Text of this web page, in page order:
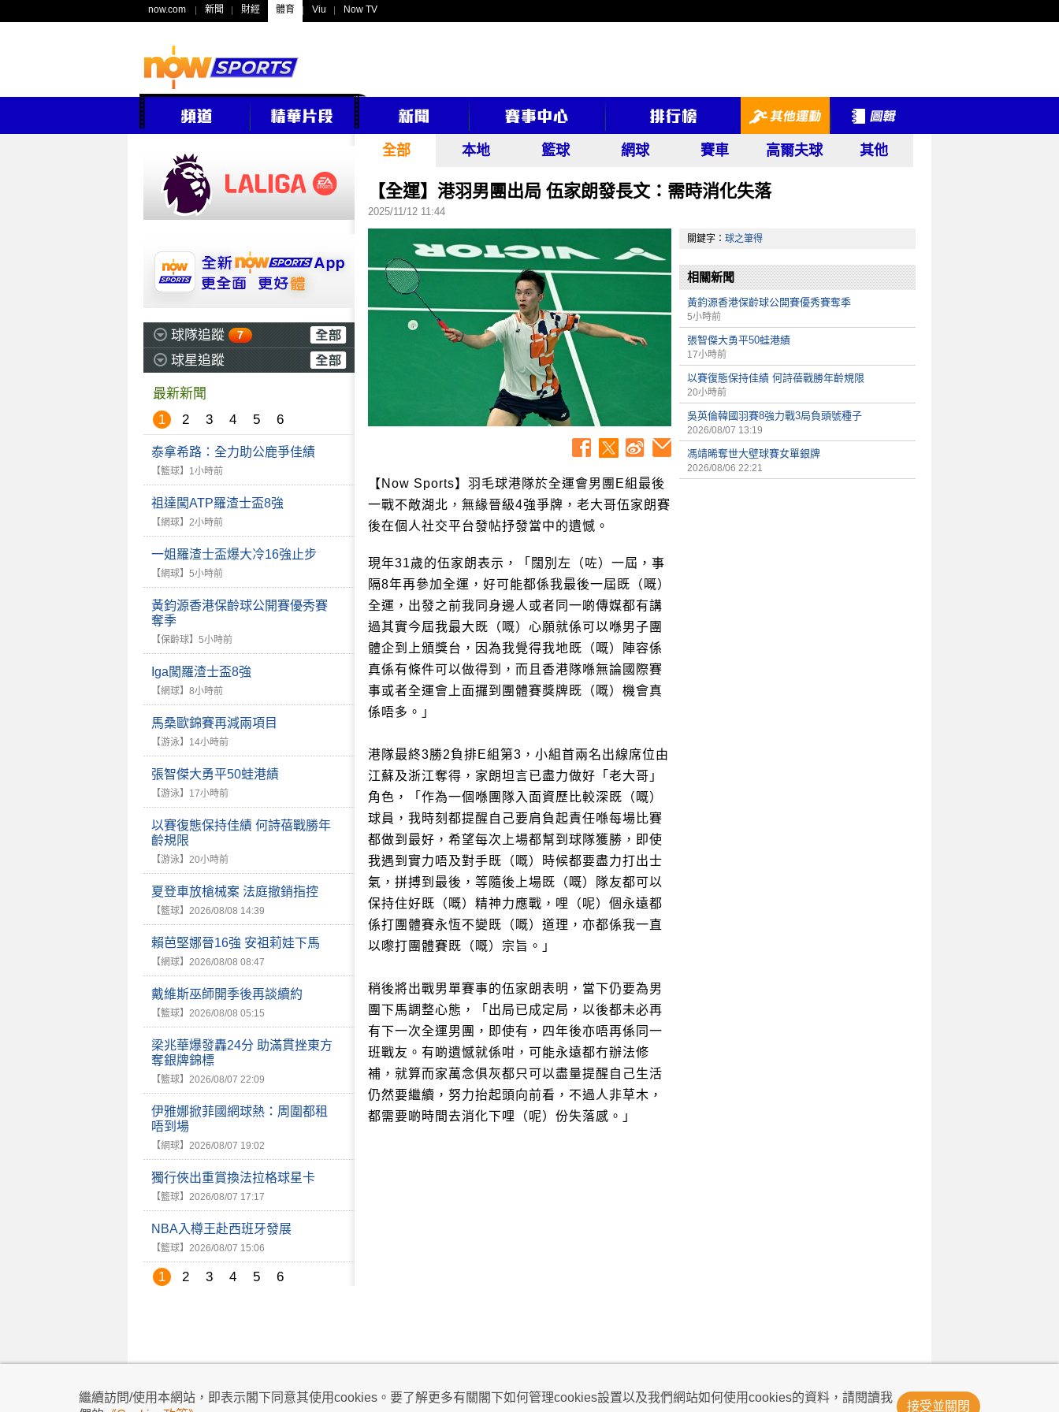
now.com 新聞 財經 體育 Viu Now TV
球隊追蹤 7
球星追蹤
最新新聞
1
2 3 4 5 6
泰拿希路：全力助公鹿爭佳績
【籃球】 1小時前
祖達闖ATP羅渣士盃8強
【網球】 2小時前
一姐羅渣士盃爆大冷16強止步
【網球】 5小時前
黃鈞源香港保齡球公開賽優秀賽
奪季
【保齡球】 5小時前
Iga闖羅渣士盃8強
【網球】 8小時前
馬桑歐錦賽再減兩項目
【游泳】 14小時前
張智傑大勇平50蛙港績
【游泳】 17小時前
以賽復態保持佳績 何詩蓓戰勝年
齡規限
【游泳】 20小時前
夏登車放槍械案 法庭撤銷指控
【籃球】 2026/08/08 14:39
賴芭堅娜晉16強 安祖莉娃下馬
【網球】 2026/08/08 08:47
戴維斯巫師開季後再談續約
【籃球】 2026/08/08 05:15
梁兆華爆發轟24分 助滿貫挫東方
奪銀牌錦標
【籃球】 2026/08/07 22:09
伊雅娜掀菲國網球熱：周圍都租
唔到場
【網球】 2026/08/07 19:02
獨行俠出重賞換法拉格球星卡
【籃球】 2026/08/07 17:17
NBA入樽王赴西班牙發展
【籃球】 2026/08/07 15:06
1 2 3 4 5 6
全部 本地 籃球 網球 賽車 高爾夫球 其他
【全運】港羽男團出局 伍家朗發長文：需時消化失落
2025/11/12 11:44
【Now Sports】羽毛球港隊於全運會男團E組最後
一戰不敵湖北，無緣晉級4強爭牌，老大哥伍家朗賽
後在個人社交平台發帖抒發當中的遺憾。
現年31歲的伍家朗表示，「闊別左（咗）一屆，事
隔8年再參加全運，好可能都係我最後一屆既（嘅）
全運，出發之前我同身邊人或者同一啲傳媒都有講
過其實今屆我最大既（嘅）心願就係可以喺男子團
體企到上頒獎台，因為我覺得我地既（嘅）陣容係
真係有條件可以做得到，而且香港隊喺無論國際賽
事或者全運會上面攞到團體賽獎牌既（嘅）機會真
係唔多。」
港隊最終3勝2負排E組第3，小組首兩名出線席位由
江蘇及浙江奪得，家朗坦言已盡力做好「老大哥」
角色，「作為一個喺團隊入面資歷比較深既（嘅）
球員，我時刻都提醒自己要肩負起責任喺每場比賽
都做到最好，希望每次上場都幫到球隊獲勝，即使
我遇到實力唔及對手既（嘅）時候都要盡力打出士
氣，拼搏到最後，等隨後上場既（嘅）隊友都可以
保持住好既（嘅）精神力應戰，哩（呢）個永遠都
係打團體賽永恆不變既（嘅）道理，亦都係我一直
以嚟打團體賽既（嘅）宗旨。」
稍後將出戰男單賽事的伍家朗表明，當下仍要為男
團下馬調整心態，「出局已成定局，以後都未必再
有下一次全運男團，即使有，四年後亦唔再係同一
班戰友。有啲遺憾就係咁，可能永遠都冇辦法修
補，就算而家萬念俱灰都只可以盡量提醒自己生活
仍然要繼續，努力抬起頭向前看，不過人非草木，
都需要啲時間去消化下哩（呢）份失落感。」
關鍵字： 球之筆得
相關新聞
黃鈞源香港保齡球公開賽優秀賽奪季
5小時前
張智傑大勇平50蛙港績
17小時前
以賽復態保持佳績 何詩蓓戰勝年齡規限
20小時前
吳英倫韓國羽賽8強力戰3局負頭號種子
2026/08/07 13:19
馮靖晞奪世大壁球賽女單銀牌
2026/08/06 22:21
繼續訪問/使用本網站，即表示閣下同意其使用cookies。要了解更多有關閣下如何管理cookies設置以及我們網站如何使用cookies的資料，請閱讀我
接受並關閉
私隱政策 | 使用條款 免責及著作權聲明 © Now TV Limited 2011-2026 著作權所有